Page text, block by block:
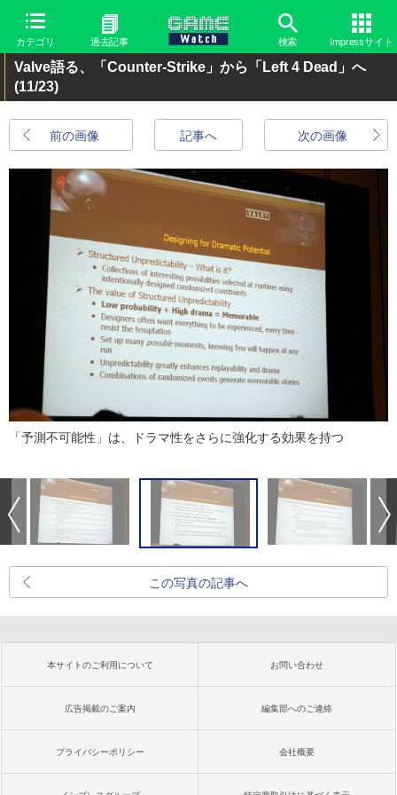
カテゴリ 過去記事 検索 Impressサイト
Valve語る、「Counter-Strike」から「Left 4 Dead」へ
(11/23)
前の画像 次の画像
記事へ
「予測不可能性」は、ドラマ性をさらに強化する効果を持つ
この写真の記事へ
本サイトのご利用について お問い合わせ
広告掲載のご案内 編集部へのご連絡
プライバシーポリシー 会社概要